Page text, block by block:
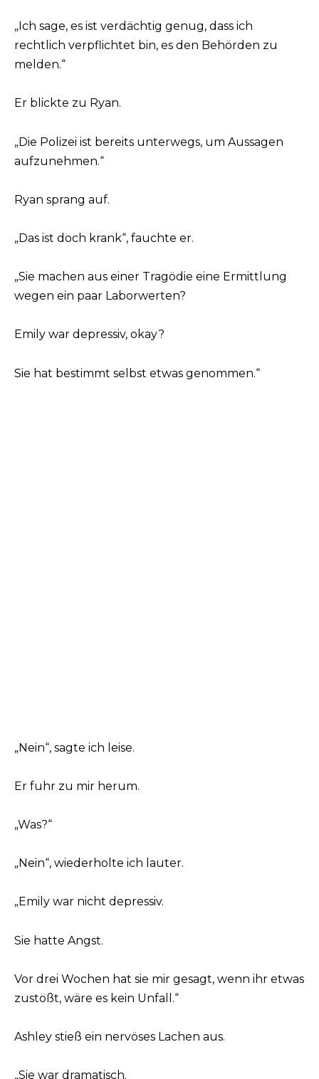
„Ich sage, es ist verdächtig genug, dass ich
rechtlich verpflichtet bin, es den Behörden zu
melden.“
Er blickte zu Ryan.
„Die Polizei ist bereits unterwegs, um Aussagen
aufzunehmen.“
Ryan sprang auf.
„Das ist doch krank“, fauchte er.
„Sie machen aus einer Tragödie eine Ermittlung
wegen ein paar Laborwerten?
Emily war depressiv, okay?
Sie hat bestimmt selbst etwas genommen.“
„Nein“, sagte ich leise.
Er fuhr zu mir herum.
„Was?“
„Nein“, wiederholte ich lauter.
„Emily war nicht depressiv.
Sie hatte Angst.
Vor drei Wochen hat sie mir gesagt, wenn ihr etwas
zustößt, wäre es kein Unfall.“
Ashley stieß ein nervöses Lachen aus.
„Sie war dramatisch.